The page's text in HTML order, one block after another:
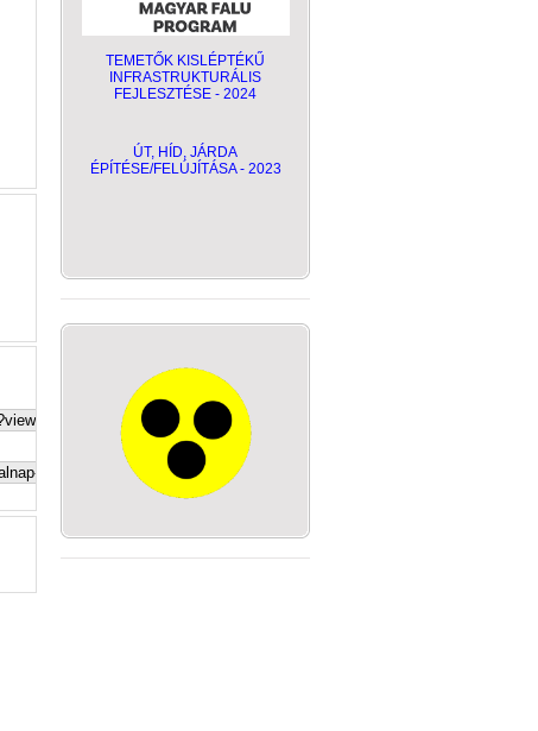
TEMETŐK KISLÉPTÉKŰ
INFRASTRUKTURÁLIS
FEJLESZTÉSE - 2024
ÚT, HÍD, JÁRDA
ÉPÍTÉSE/FELÚJÍTÁSA - 2023